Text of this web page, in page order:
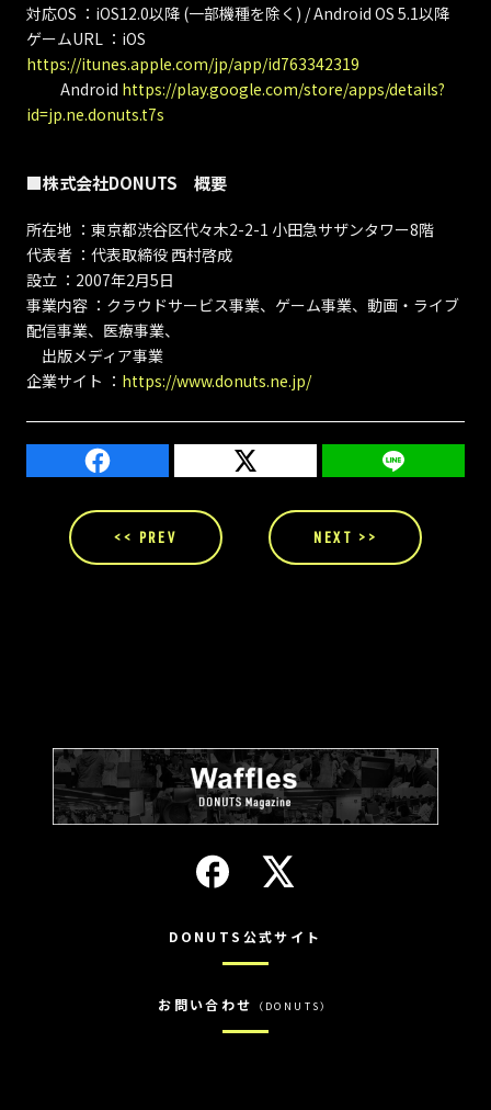
対応OS ：iOS12.0以降 (一部機種を除く) / Android OS 5.1以降
ゲームURL ：iOS
https://itunes.apple.com/jp/app/id763342319
Android https://play.google.com/store/apps/details?
id=jp.ne.donuts.t7s
■株式会社DONUTS 概要
所在地 ：東京都渋谷区代々木2-2-1 小田急サザンタワー8階
代表者 ：代表取締役 西村啓成
設立 ：2007年2月5日
事業内容 ：クラウドサービス事業、ゲーム事業、動画・ライブ
配信事業、医療事業、
出版メディア事業
企業サイト ： https://www.donuts.ne.jp/
<< PREV NEXT >>
DONUTS公式サイト
お問い合わせ （DONUTS）